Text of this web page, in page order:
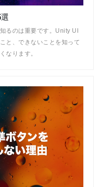
るのは重要です。Unity UI
と、できないことを知って
なります。